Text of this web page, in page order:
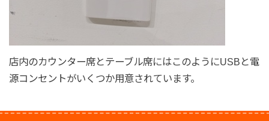
店内のカウンター席とテーブル席にはこのようにUSBと電
源コンセントがいくつか用意されています。